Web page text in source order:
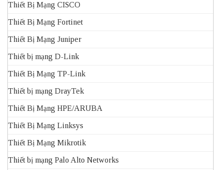
Thiết Bị Mạng CISCO
Thiết Bị Mạng Fortinet
Thiết Bị Mạng Juniper
Thiết bị mạng D-Link
Thiết Bị Mạng TP-Link
Thiết bị mạng DrayTek
Thiết Bị Mạng HPE/ARUBA
Thiết Bị Mạng Linksys
Thiết Bị Mạng Mikrotik
Thiết bị mạng Palo Alto Networks